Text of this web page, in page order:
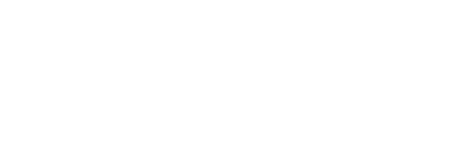
között, egyes helyi alkoholos és alkoholmentes italok